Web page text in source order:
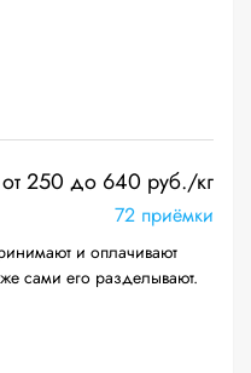
от 250 до 640 руб./кг
72 приёмки
и оплачивают
сами его разделывают.